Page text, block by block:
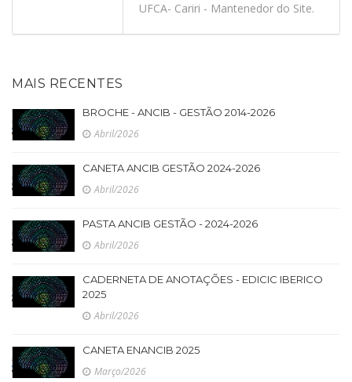
UFCA- Cariri - Mantenedor do Site.
MAIS RECENTES
BROCHE - ANCIB - GESTÃO 2014-2026
Abril/2026
CANETA ANCIB GESTÃO 2024-2026
Abril/2026
PASTA ANCIB GESTÃO - 2024-2026
Abril/2026
CADERNETA DE ANOTAÇÕES - EDICIC IBERICO
2025
Abril/2026
CANETA ENANCIB 2025
Março/2026